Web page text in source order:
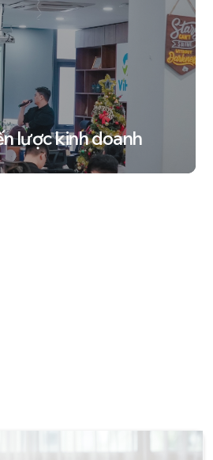
lược kinh doanh